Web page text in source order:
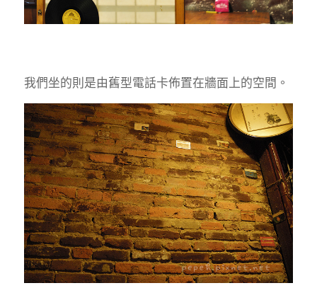
我們坐的則是由舊型電話卡佈置在牆面上的空間。